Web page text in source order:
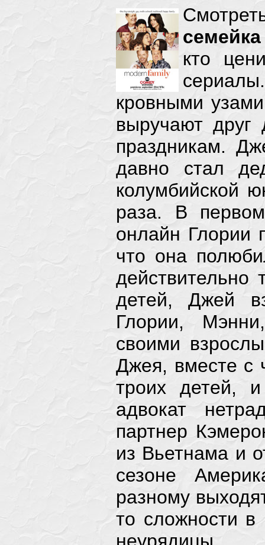
кто
кровными
выручают друг
праздникам.
давно стал
колумбийской
раза. В
онлайн Глории
что она
действительно
детей, Джей
Глории,
своими
Джея, вместе с
троих детей,
адвокат
партнер
из Вьетнама и
сезоне
разному
то сложности